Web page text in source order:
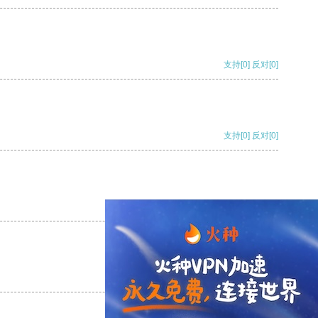
支持[0] 反对[0]
支持[0] 反对[0]
支持 [0] 反对 [0]